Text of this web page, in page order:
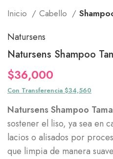
Inicio Cabello
Natursens
Natursens Shampoo
$36,000
Con Transferencia $34,560
Natursens Shampoo
sostener el liso, ya sea en
lacios o alisados por
que limpia de manera